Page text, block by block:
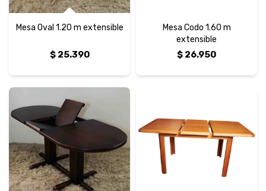
Mesa Oval 1.20 m extensible
$ 25.390
Mesa Codo 1.60 m
extensible
$ 26.950